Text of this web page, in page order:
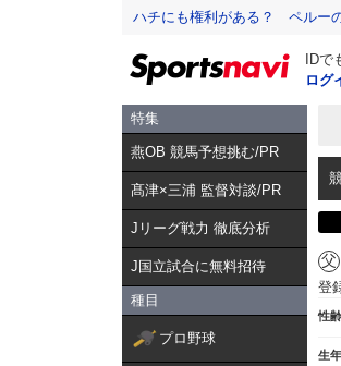
ハチにも権利がある？ ペルー
IDで
ログ
特集
燕OB 競馬予想挑む/PR
髙津×三浦 監督対談/PR
Jリーグ戦力 徹底分析
J国立試合に無料招待
種目
プロ野球
登
性齢
生